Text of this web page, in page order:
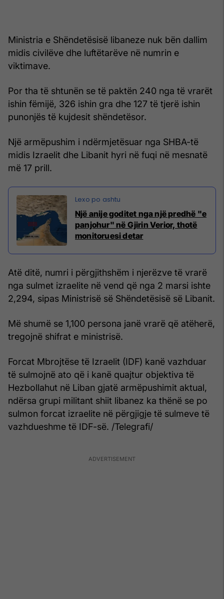
Ministria e Shëndetësisë libaneze nuk bën dallim
midis civilëve dhe luftëtarëve në numrin e
viktimave.
Por tha të shtunën se të paktën 240 nga të vrarët
ishin fëmijë, 326 ishin gra dhe 127 të tjerë ishin
punonjës të kujdesit shëndetësor.
Një armëpushim i ndërmjetësuar nga SHBA-të
midis Izraelit dhe Libanit hyri në fuqi në mesnatë
më 17 prill.
Një anije goditet nga një predhë "e
panjohur" në Gjirin Verior, thotë
monitoruesi detar
Atë ditë, numri i përgjithshëm i njerëzve të vrarë
nga sulmet izraelite në vend që nga 2 marsi ishte
2,294, sipas Ministrisë së Shëndetësisë së Libanit.
Më shumë se 1,100 persona janë vrarë që atëherë,
tregojnë shifrat e ministrisë.
Forcat Mbrojtëse të Izraelit (IDF) kanë vazhduar
të sulmojnë ato që i kanë quajtur objektiva të
Hezbollahut në Liban gjatë armëpushimit aktual,
ndërsa grupi militant shiit libanez ka thënë se po
sulmon forcat izraelite në përgjigje të sulmeve të
vazhdueshme të IDF-së. /Telegrafi/